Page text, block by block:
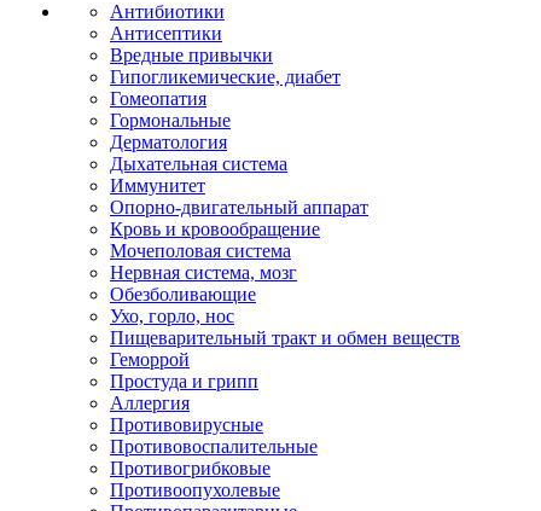
Антибиотики
Антисептики
Вредные привычки
Гипогликемические, диабет
Гомеопатия
Гормональные
Дерматология
Дыхательная система
Иммунитет
Опорно-двигательный аппарат
Кровь и кровообращение
Мочеполовая система
Нервная система, мозг
Обезболивающие
Ухо, горло, нос
Пищеварительный тракт и обмен веществ
Геморрой
Простуда и грипп
Аллергия
Противовирусные
Противовоспалительные
Противогрибковые
Противоопухолевые